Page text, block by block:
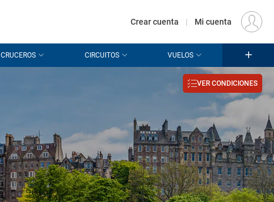
EUR
Crear cuenta | Mi cuenta
CRUCEROS CIRCUITOS VUELOS
VER CONDICIONES